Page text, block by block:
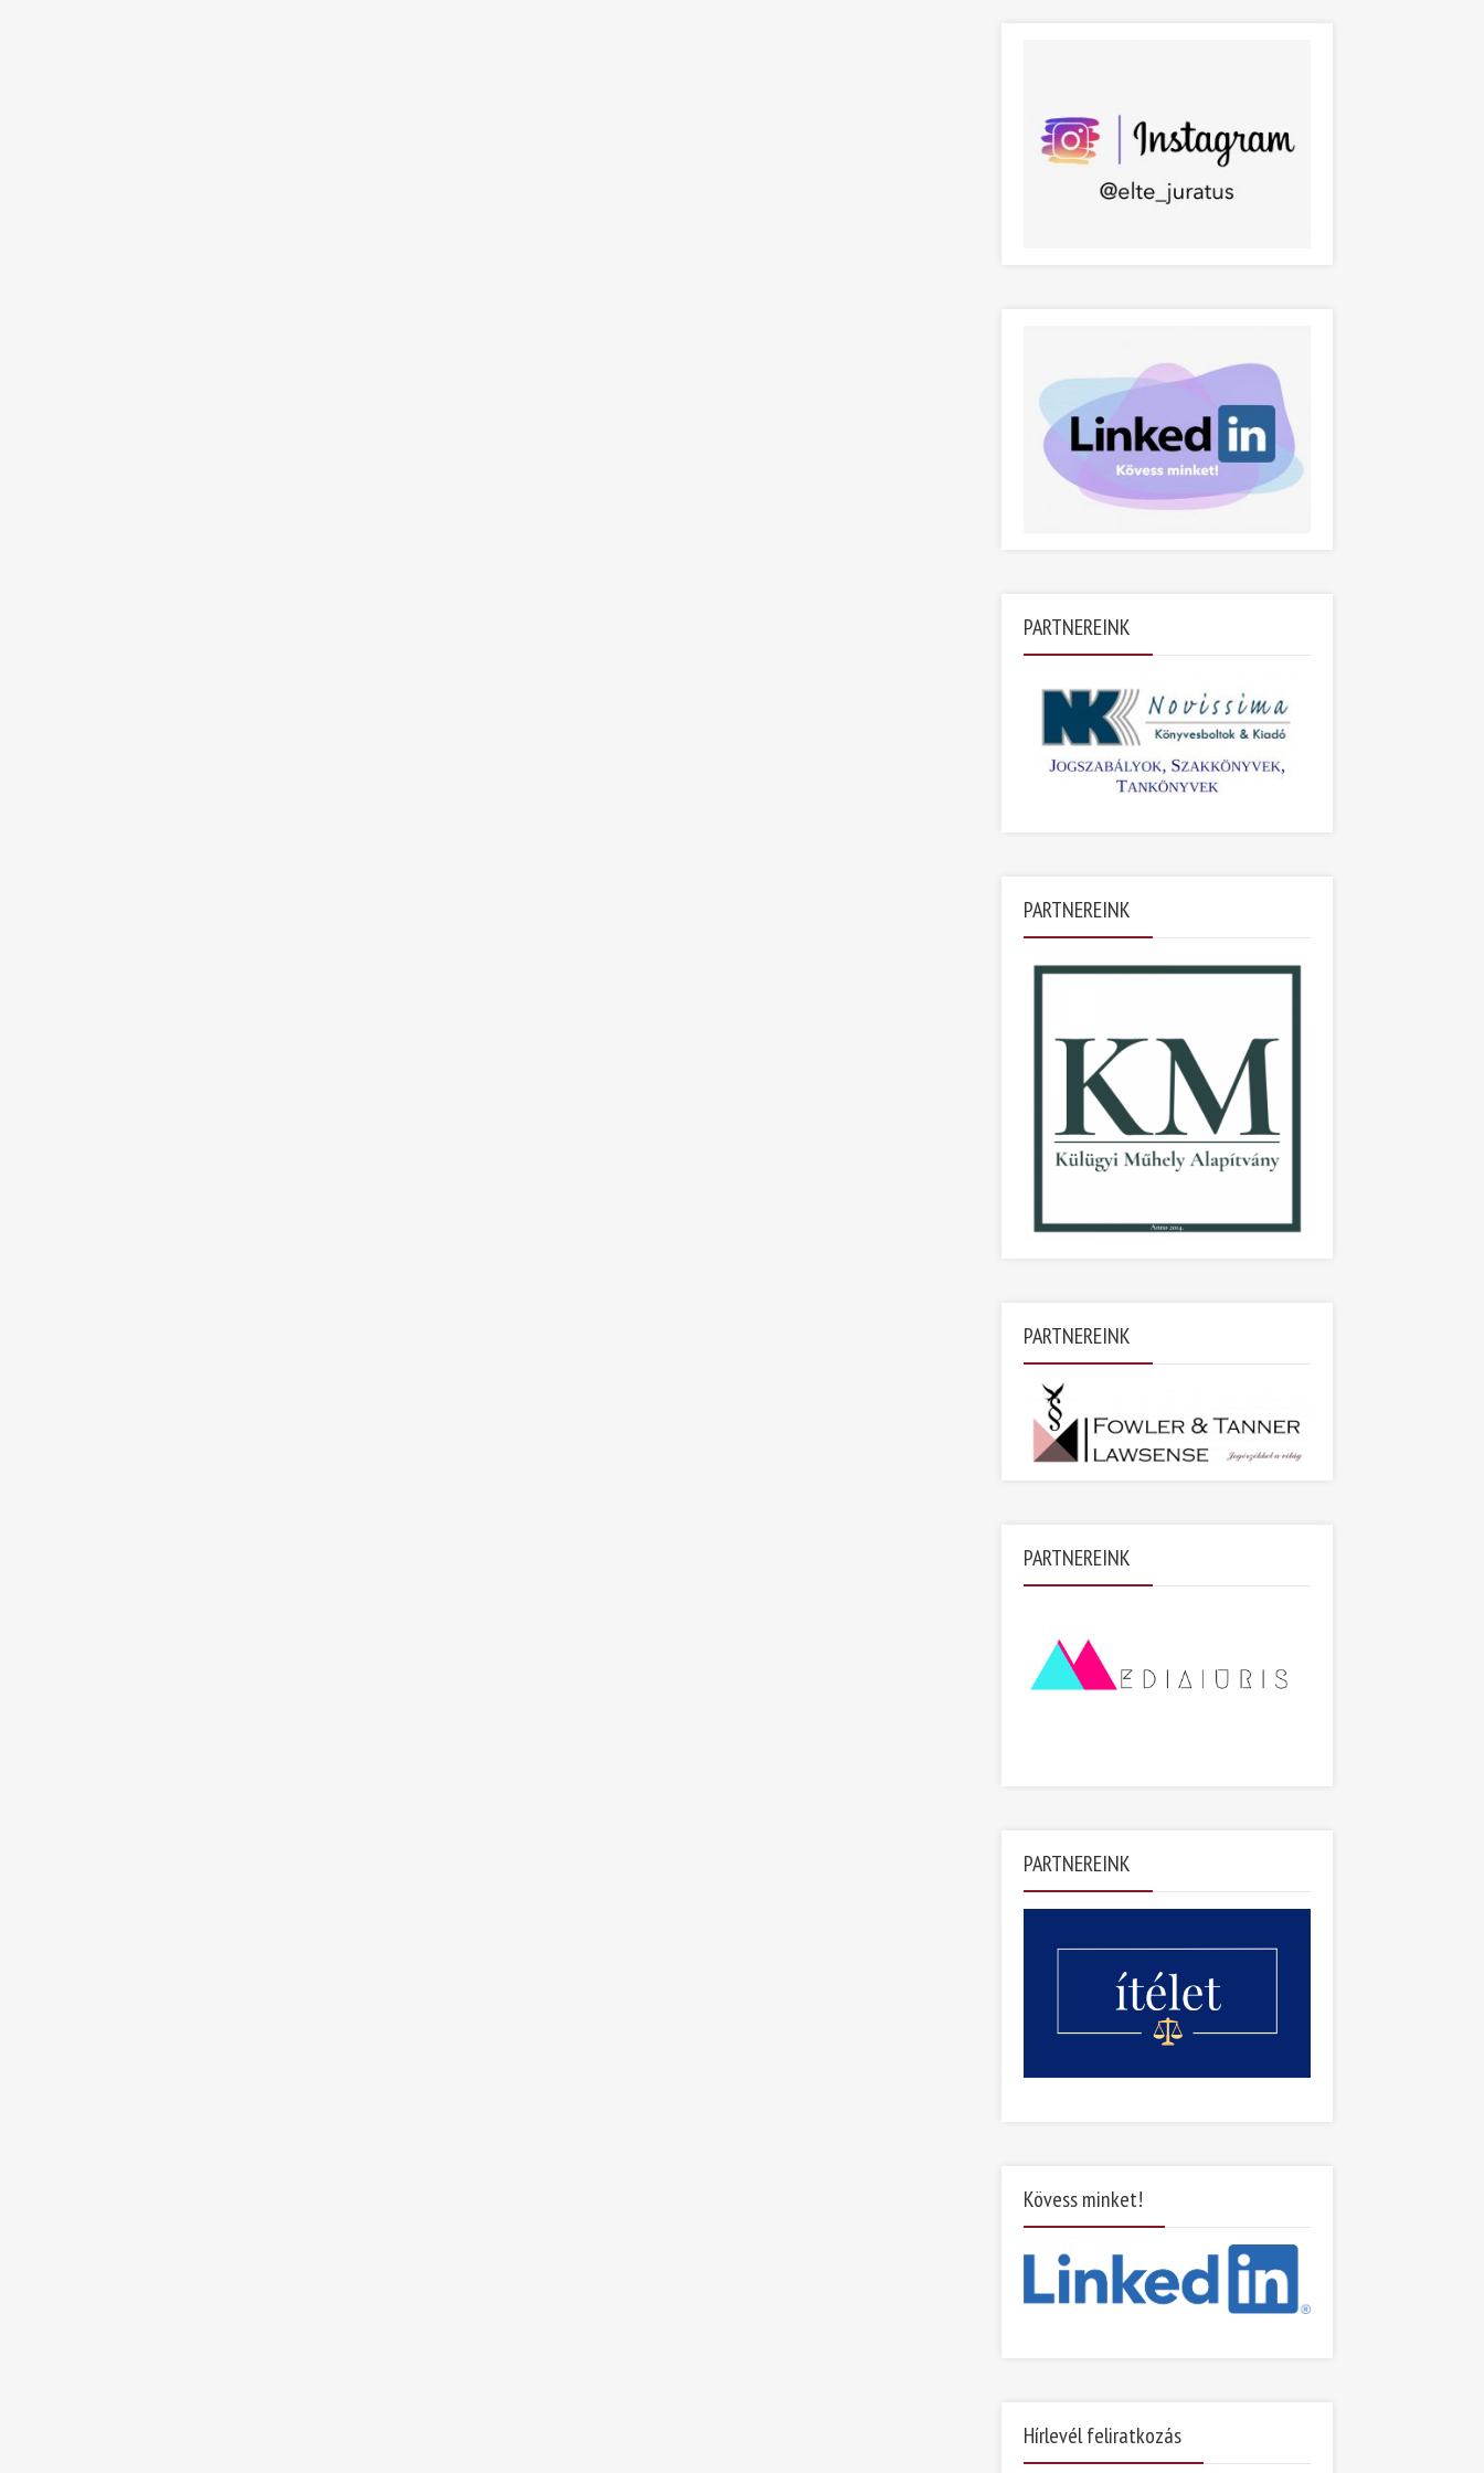
PARTNEREINK
PARTNEREINK
PARTNEREINK
PARTNEREINK
PARTNEREINK
Kövess minket!
Hírlevél feliratkozás